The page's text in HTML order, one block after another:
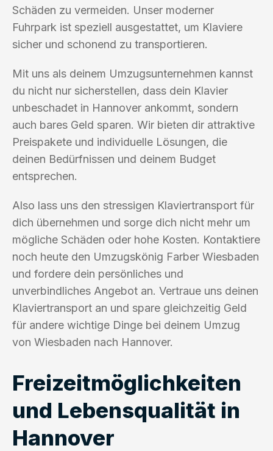
Schäden zu vermeiden. Unser moderner
Fuhrpark ist speziell ausgestattet, um Klaviere
sicher und schonend zu transportieren.
Mit uns als deinem Umzugsunternehmen kannst
du nicht nur sicherstellen, dass dein Klavier
unbeschadet in Hannover ankommt, sondern
auch bares Geld sparen. Wir bieten dir attraktive
Preispakete und individuelle Lösungen, die
deinen Bedürfnissen und deinem Budget
entsprechen.
Also lass uns den stressigen Klaviertransport für
dich übernehmen und sorge dich nicht mehr um
mögliche Schäden oder hohe Kosten. Kontaktiere
noch heute den Umzugskönig Farber Wiesbaden
und fordere dein persönliches und
unverbindliches Angebot an. Vertraue uns deinen
Klaviertransport an und spare gleichzeitig Geld
für andere wichtige Dinge bei deinem Umzug
von Wiesbaden nach Hannover.
Freizeitmöglichkeiten
und Lebensqualität in
Hannover